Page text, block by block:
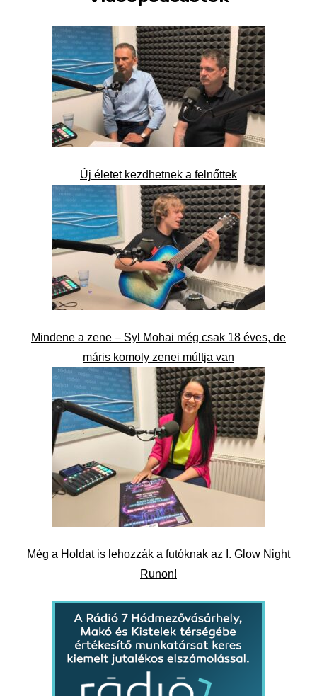
Új életet kezdhetnek a felnőttek
Mindene a zene – Syl Mohai még csak 18 éves, de
máris komoly zenei múltja van
Még a Holdat is lehozzák a futóknak az I. Glow Night
Runon!